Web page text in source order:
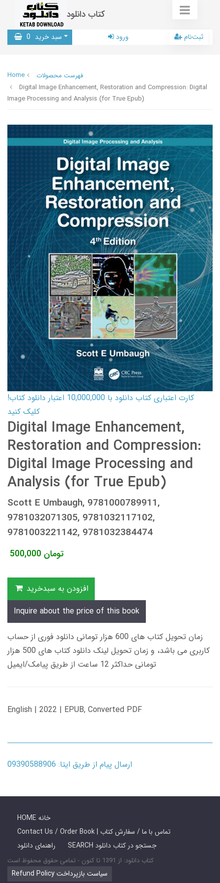
کتاب دانلود
سبد خرید 0 ورود ثبت‌نام
Home
فهرست محصولات
Digital Image Enhancement, Restoration and Compression: Digital
Image Processing and Analysis (for True Epub)
کارت اعتباری کتاب دانلود با 10,000,000 اعتبار دانلود کتاب!
کلیک کنید
Digital Image Enhancement,
Restoration and Compression:
Digital Image Processing and
Analysis (for True Epub)
Scott E Umbaugh, 9781000789911,
9781032071305, 9781032117102,
9781003221142, 9781032384474
500,000 تومان
افزودن به سبدخرید
Inquire about the price of this book
زمان تحویل کتاب های 600 هزار تومانی دانلود فوری از حساب
کاربری می باشد، و زمان تحویل لینک دانلود کتاب های 500 هزار
تومانی حداکثر 12 ساعت از طریق پیامک/ایمیل
English | 2022 | EPUB, Converted PDF
ارسال پیام از طریق ایتا: 09390588906
HOME خانه
Contact Us / Order Book | تماس با ما / سفارش کتاب
راهنمای دانلود
SEARCH جستجو در کتاب دانلود
کتاب دانلود: از 1391 تا کنون - تمامی حقوق محفوظ است
Refund Policy سیاست بازپرداخت